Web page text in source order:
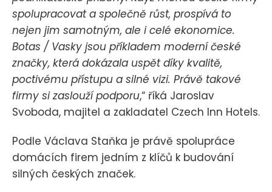
spolupracovat a společně růst, prospívá to
nejen jim samotným, ale i celé ekonomice.
Botas / Vasky jsou příkladem moderní české
značky, která dokázala uspět díky kvalitě,
poctivému přístupu a silné vizi. Právě takové
firmy si zaslouží podporu,“ říká Jaroslav
Svoboda, majitel a zakladatel Czech Inn Hotels.
Podle Václava Staňka je právě spolupráce
domácích firem jedním z klíčů k budování
silných českých značek.